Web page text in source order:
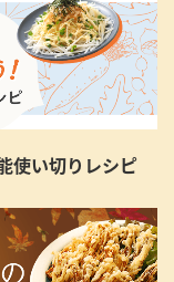
使い切りレシピ